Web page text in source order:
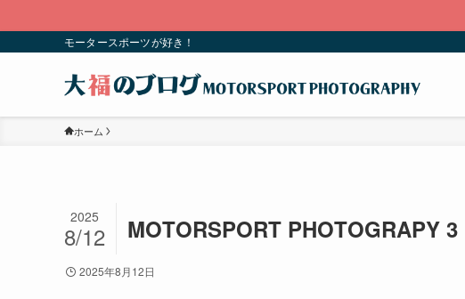
モータースポーツが好き！
ホーム
MOTORSPORT PHOTOGRAPY 3
2025
8/12
2025年8月12日